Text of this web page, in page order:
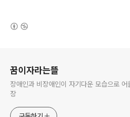
꿈이자라는뜰
장애인과 비장애인이 자기다운 모습으로 어
장